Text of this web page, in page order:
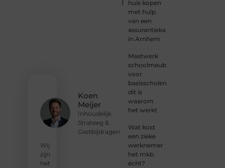
Koen
Meijer
Inhoudelijk
Strateeg &
Gastbijdragen
Wij
zijn
het
)
huis kopen
met hulp
van een
assurantiekantoor
in Arnhem
Maatwerk
schoolmeubilair
voor
basisscholen:
dit is
waarom
het werkt
Wat kost
een zieke
werknemer
het mkb
écht?